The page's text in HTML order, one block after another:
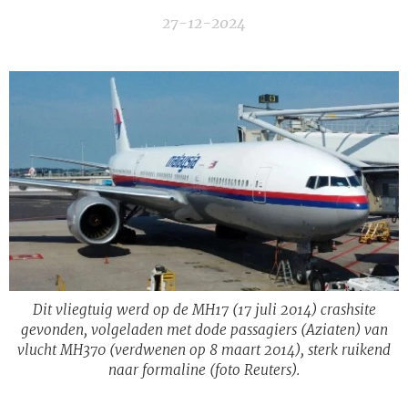
27-12-2024
Dit vliegtuig werd op de MH17 (17 juli 2014) crashsite
gevonden, volgeladen met dode passagiers (Aziaten) van
vlucht MH370 (verdwenen op 8 maart 2014), sterk ruikend
naar formaline (foto Reuters).